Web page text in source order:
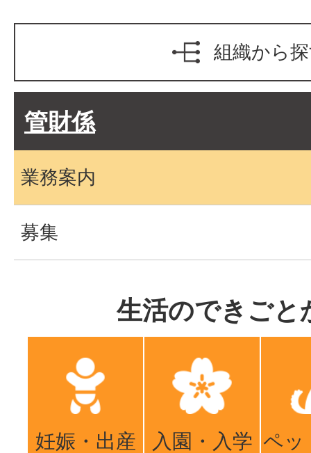
組織から
管財係
業務案内
募集
生活のできごと
妊娠・出産 入園・入学 ペッ